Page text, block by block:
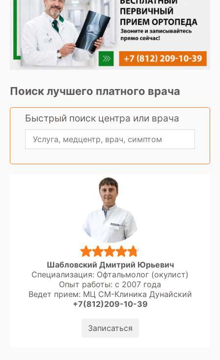
Поиск лучшего платного врача
Быстрый поиск центра или врача
Шабловский Дмитрий Юрьевич
Специализация: Офтальмолог (окулист)
Опыт работы: с 2007 года
Ведет прием: МЦ СМ-Клиника Дунайский
+7(812)209-10-39
Записаться